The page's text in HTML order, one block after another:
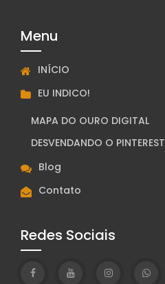
Menu
INÍCIO
EU INDICO!
MAPA DO OURO DIGITAL
DESVENDANDO O PINTEREST
Blog
Contato
Redes Sociais